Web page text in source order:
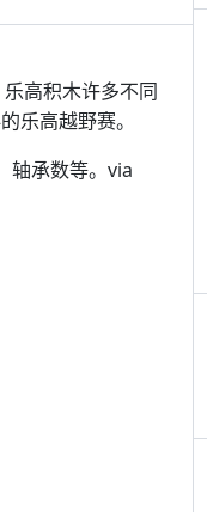
高积木许多不同
乐高越野赛。
轴承数等。via